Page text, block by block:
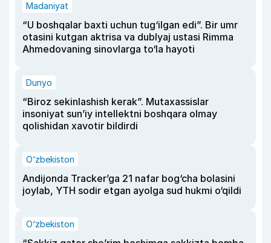
Madaniyat
“U boshqalar baxti uchun tug‘ilgan edi”. Bir umr
otasini kutgan aktrisa va dublyaj ustasi Rimma
Ahmedovaning sinovlarga to‘la hayoti
Dunyo
“Biroz sekinlashish kerak”. Mutaxassislar
insoniyat sun’iy intellektni boshqara olmay
qolishidan xavotir bildirdi
O‘zbekiston
Andijonda Tracker’ga 21 nafar bog‘cha bolasini
joylab, YTH sodir etgan ayolga sud hukmi o‘qildi
O‘zbekiston